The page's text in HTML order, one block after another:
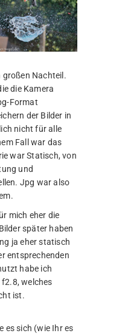
großen Nachteil.
die Kamera
Format
der Bilder in
nicht für alle
Fall war das
war Statisch, von
und
Jpg war also
mich eher die
später haben
ja eher statisch
entsprechenden
habe ich
welches
ist.
es sich (wie Ihr es